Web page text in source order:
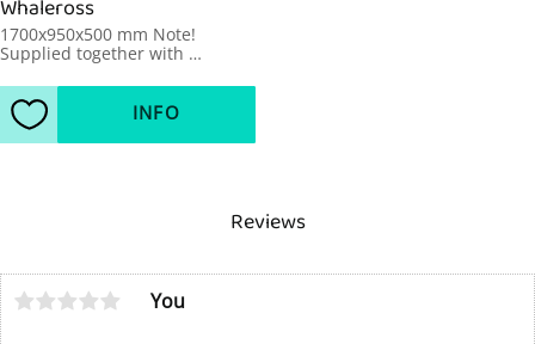
Reviews
You
Whaleross
1700x950x500 mm Note!
Supplied together with
Add to favorites
INFO